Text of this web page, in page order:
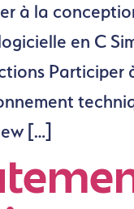
à la
en C
Participer
[…]